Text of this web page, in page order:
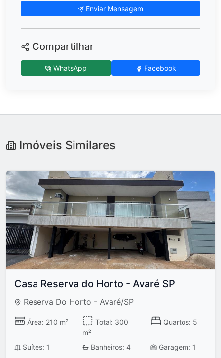
Enviar Mensagem
Compartilhar
WhatsApp Facebook
Imóveis Similares
Casa Reserva do Horto - Avaré SP
Reserva Do Horto - Avaré/SP
Área: 210 m²
Total: 300
m²
Quartos: 5
Suítes: 1 Banheiros: 4 Garagem: 1